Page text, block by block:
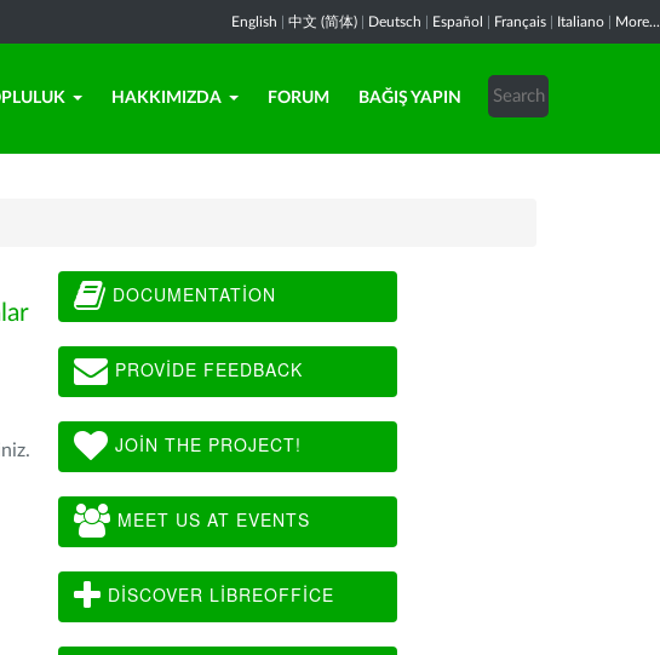
English 中文 (简体) Deutsch Español Français Italiano More...
HAKKIMIZDA FORUM BAĞIŞ YAPIN
DOCUMENTATION
PROVIDE FEEDBACK
JOIN THE PROJECT!
MEET US AT EVENTS
DISCOVER LIBREOFFICE